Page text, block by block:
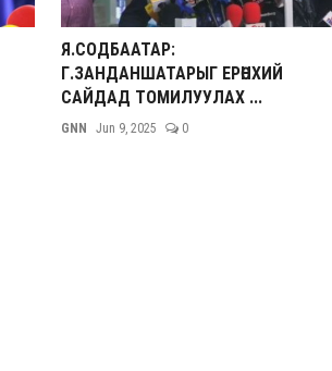
Я.СОДБААТАР:
Г.ЗАНДАНШАТАРЫГ ЕРӨНХИЙ
САЙДАД ТОМИЛУУЛАХ ...
GNN Jun 9, 2025 0